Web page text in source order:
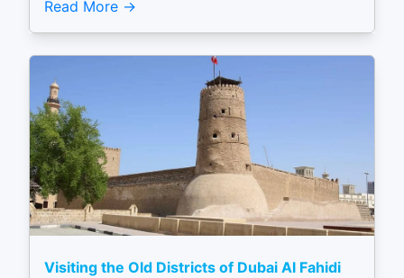
Read More
Visiting the Old Districts of Dubai Al Fahidi